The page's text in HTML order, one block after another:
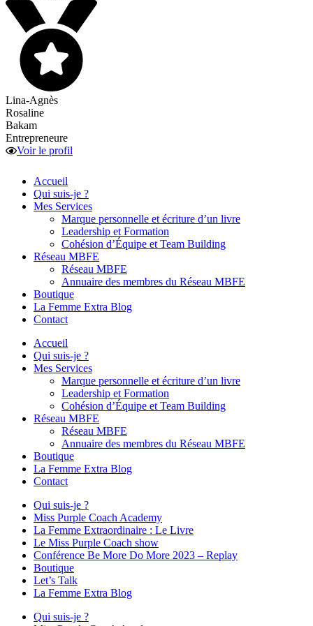
Lina-Agnès
Rosaline
Bakam
Entrepreneure
Voir le profil
Accueil
Qui suis-je ?
Mes Services
Marque personnelle et écriture d’un livre
Leadership et Formation
Cohésion d’Équipe et Team Building
Réseau MBFE
Réseau MBFE
Annuaire des membres du Réseau MBFE
Boutique
La Femme Extra Blog
Contact
Accueil
Qui suis-je ?
Mes Services
Marque personnelle et écriture d’un livre
Leadership et Formation
Cohésion d’Équipe et Team Building
Réseau MBFE
Réseau MBFE
Annuaire des membres du Réseau MBFE
Boutique
La Femme Extra Blog
Contact
Qui suis-je ?
Miss Purple Coach Academy
La Femme Extraordinaire : Le Livre
Le Miss Purple Coach show
Conférence Be More Do More 2023 – Replay
Boutique
Let’s Talk
La Femme Extra Blog
Qui suis-je ?